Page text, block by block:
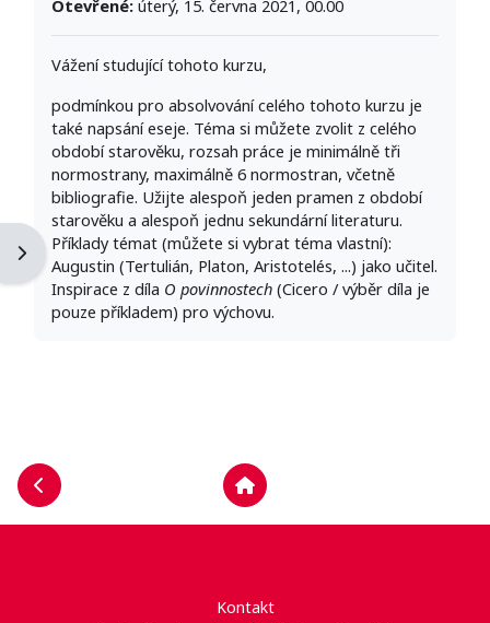
Otevřít indexu kurzu
Otevřít panel bloku
Otevřené: úterý, 15. června 2021, 00.00
Vážení studující tohoto kurzu,
podmínkou pro absolvování celého tohoto kurzu je
také napsání eseje. Téma si můžete zvolit z celého
období starověku, rozsah práce je minimálně tři
normostrany, maximálně 6 normostran, včetně
bibliografie. Užijte alespoň jeden pramen z období
starověku a alespoň jednu sekundární literaturu.
Příklady témat (můžete si vybrat téma vlastní):
Augustin (Tertulián, Platon, Aristotelés, ...) jako učitel.
Inspirace z díla O povinnostech (Cicero / výběr díla je
pouze příkladem) pro výchovu.
Kontakt